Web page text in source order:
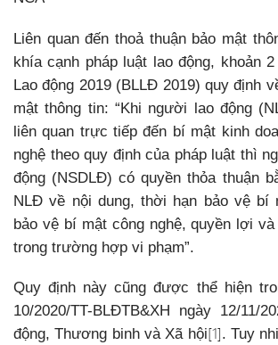
Liên quan đến thoả thuận bảo mật
khía cạnh pháp luật lao động, khoản
Lao động 2019 (BLLĐ 2019) quy định
mật thông tin: “Khi người lao động
liên quan trực tiếp đến bí mật kinh
nghệ theo quy định của pháp luật thì
động (NSDLĐ) có quyền thỏa thuận
NLĐ về nội dung, thời hạn bảo vệ bí
bảo vệ bí mật công nghệ, quyền lợi
trong trường hợp vi phạm”.
Quy định này cũng được thể hiện
10/2020/TT-BLĐTB&XH ngày 12/11/
động, Thương binh và Xã hội[1]. Tuy